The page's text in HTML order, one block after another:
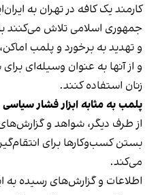
کارمند یک کافه در تهران به
جمهوری اسلامی تلاش می‌کنند
و تهدید به برخورد و پلمب
و از آنها به عنوان وسیله‌ای
زنان استفاده کنند.
پلمب به مثابه ابزار فشار سیاسی
از طرف دیگر، شواهد و
بستن کسب‌وکارها برای
می‌کند.
اطلاعات و گزارش‌های رسیده به